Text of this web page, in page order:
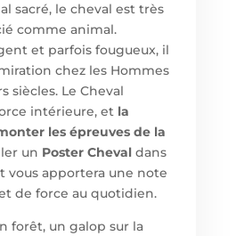
sacré, le cheval est très
comme animal.
et parfois fougueux, il
chez les Hommes
siècles. Le Cheval
intérieure, et la
les épreuves de la
un Poster Cheval dans
vous apportera une note
de force au quotidien.
forêt, un galop sur la